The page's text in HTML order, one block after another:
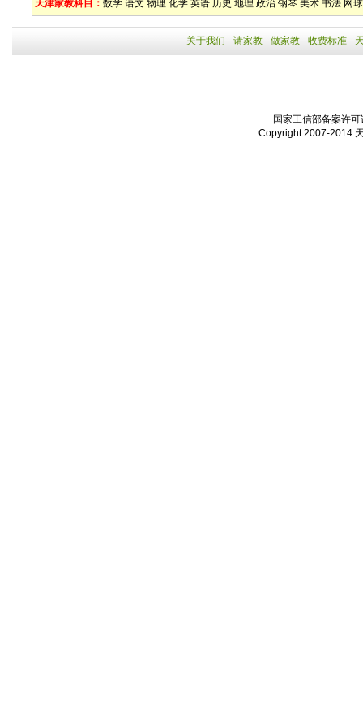
天津家教科目： 数学 语文 物理 化学 英语 历史 地理 政治 钢琴 美术 书法 网球
关于我们 - 请家教- 做家教- 收费标准-
国家工信部备案许
Copyright 2007-2014